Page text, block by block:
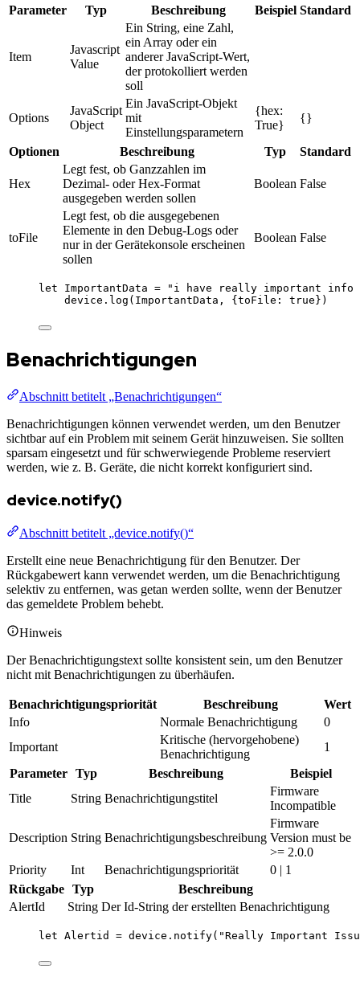
Parameter Typ Beschreibung Beispiel Standard
Item
Javascript
Value
Ein String, eine Zahl,
ein Array oder ein
anderer JavaScript-Wert,
der protokolliert werden
soll
Options
JavaScript
Object
Ein JavaScript-Objekt
mit
Einstellungsparametern
{hex:
True}
{}
Optionen Beschreibung Typ Standard
Hex
Legt fest, ob Ganzzahlen im
Dezimal- oder Hex-Format
ausgegeben werden sollen
Boolean False
toFile
Legt fest, ob die ausgegebenen
Elemente in den Debug-Logs oder
nur in der Gerätekonsole erscheinen
sollen
Boolean False
let ImportantData = " i have really important info
device . log ( ImportantData , {toFile: true })
Benachrichtigungen
Abschnitt betitelt „Benachrichtigungen“
Benachrichtigungen können verwendet werden, um den Benutzer
sichtbar auf ein Problem mit seinem Gerät hinzuweisen. Sie sollten
sparsam eingesetzt und für schwerwiegende Probleme reserviert
werden, wie z. B. Geräte, die nicht korrekt konfiguriert sind.
device.notify()
Abschnitt betitelt „device.notify()“
Erstellt eine neue Benachrichtigung für den Benutzer. Der
Rückgabewert kann verwendet werden, um die Benachrichtigung
selektiv zu entfernen, was getan werden sollte, wenn der Benutzer
das gemeldete Problem behebt.
Hinweis
Der Benachrichtigungstext sollte konsistent sein, um den Benutzer
nicht mit Benachrichtigungen zu überhäufen.
Benachrichtigungspriorität Beschreibung
Wert
Info
Normale Benachrichtigung
0
Important
Kritische (hervorgehobene)
Benachrichtigung
1
Parameter
Typ Beschreibung
Beispiel
Title
String Benachrichtigungstitel
Firmware
Incompatible
Description String Benachrichtigungsbeschreibung
Firmware
Version must be
>= 2.0.0
Priority
Int Benachrichtigungspriorität
0 | 1
Rückgabe Typ
Beschreibung
AlertId
String Der Id-String der erstellten Benachrichtigung
let Alertid = device . notify( "Really Important